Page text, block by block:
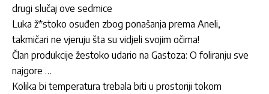
drugi slučaj ove sedmice
Luka ž*stoko osuđen zbog ponašanja prema Aneli,
takmičari ne vjeruju šta su vidjeli svojim očima!
Član produkcije žestoko udario na Gastoza: O foliranju sve
najgore …
Kolika bi temperatura trebala biti u prostoriji tokom